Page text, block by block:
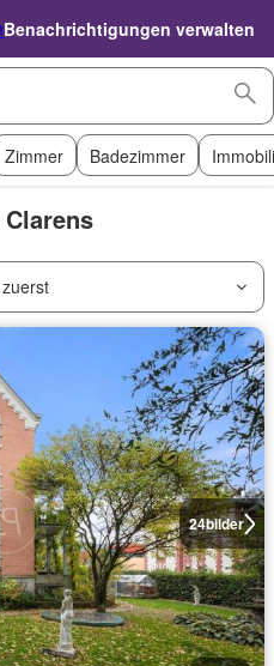
Benachrichtigungen verwalten
Zimmer Badezimmer
24bilder